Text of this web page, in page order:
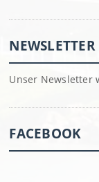
NEWSLETTER
Unser Newsletter
FACEBOOK